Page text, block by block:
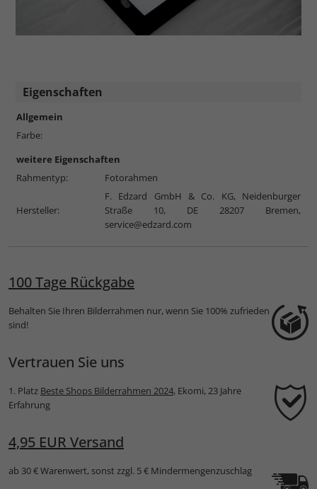
Eigenschaften
Allgemein
Farbe:
weitere Eigenschaften
Rahmentyp:
Fotorahmen
Hersteller:
F. Edzard GmbH & Co. KG, Neidenburger
Straße 10, DE 28207 Bremen,
service@edzard.com
100 Tage Rückgabe
Behalten Sie Ihren Bilderrahmen nur, wenn Sie 100% zufrieden
sind!
Vertrauen Sie uns
1. Platz Beste Shops Bilderrahmen 2024, Ekomi, 23 Jahre
Erfahrung
4,95 EUR Versand
ab 30 € Warenwert, sonst zzgl. 5 € Mindermengenzuschlag